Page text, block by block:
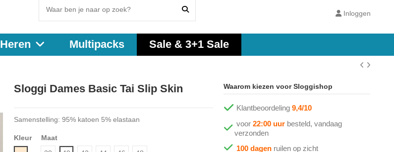
Inloggen
Heren Multipacks Sale & 3+1 Sale
Sloggi Dames Basic Tai Slip Skin
Samenstelling: 95% katoen 5% elastaan
Kleur
Maat
Waarom kiezen voor Sloggishop
Klantbeoordeling 9,4/10
voor 22:00 uurbesteld, vandaag
verzonden
100 dagenruilen op zicht